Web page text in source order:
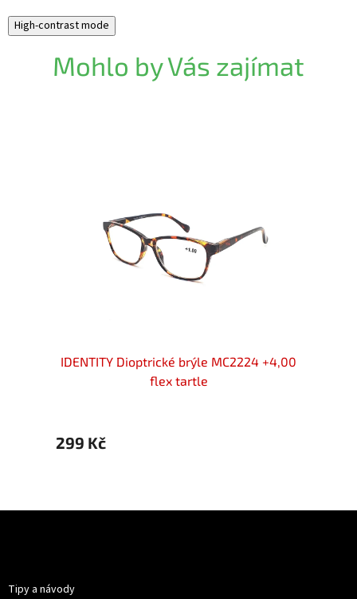
High-contrast mode
Mohlo by Vás zajímat
IDENTITY Dioptrické brýle MC2224 +4,00
flex tartle
299 Kč
Tipy a návody